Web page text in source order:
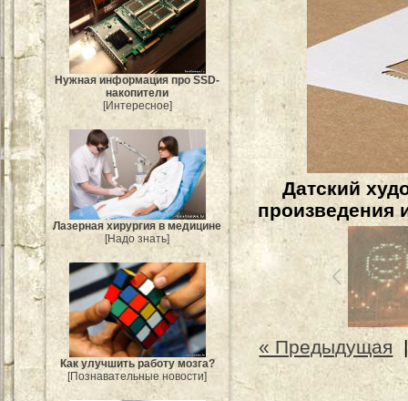
Нужная информация про SSD-
накопители
[Интересное]
Лазерная хирургия в медицине
[Надо знать]
Как улучшить работу мозга?
[Познавательные новости]
Датский
произведения
« Предыдущая